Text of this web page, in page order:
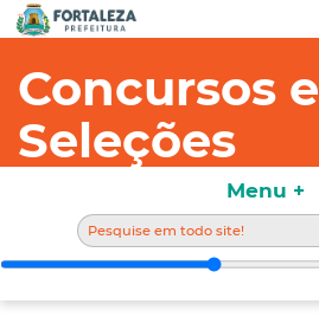
Concursos e
Seleções